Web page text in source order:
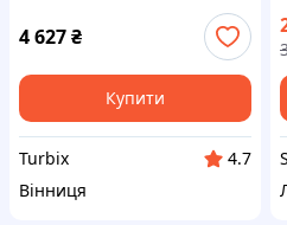
4 627₴
Купити
Turbix
4.7
Вінниця